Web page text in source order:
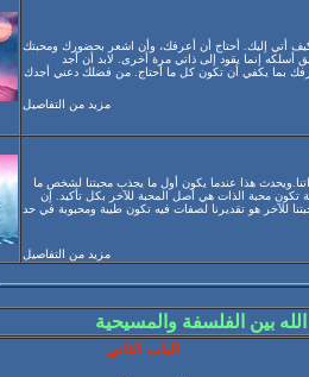
أتي إليك. أحتاج أن أعرفك، وأن اشعر بحضورك ومحبتك
إنما يقود إلى ذاتي مرة أخرى. لابد أن أجد
مزيد من التفاصيل
هذا عندما يكون أول ما يجذب محبتنا لشخص ما
تكون محبة الذات هي أصل المحبة للآخر بكل تأكيد. إن
للآخر هو تقديرنا لصفات فيه تكون طيبة ومحبوبة في حد
مزيد من التفاصيل
الله بين الفلسفة والمسيحية
الباب الثاني